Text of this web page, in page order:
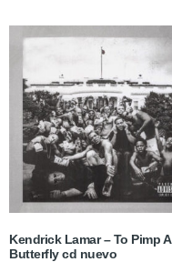
Kendrick Lamar – To Pimp A
Butterfly cd nuevo